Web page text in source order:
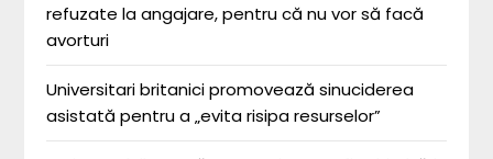
refuzate la angajare, pentru că nu vor să facă
avorturi
Universitari britanici promovează sinuciderea
asistată pentru a „evita risipa resurselor”